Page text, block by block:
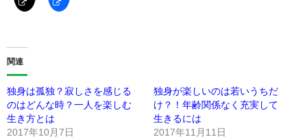
関連
独身は孤独？寂しさを感じる
のはどんな時？一人を楽しむ
生き方とは
2017年10月7日
独身が楽しいのは若いうちだ
け？！年齢関係なく充実して
生きるには
2017年11月11日